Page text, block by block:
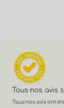
Tous nos avis
Tous nos avis ont